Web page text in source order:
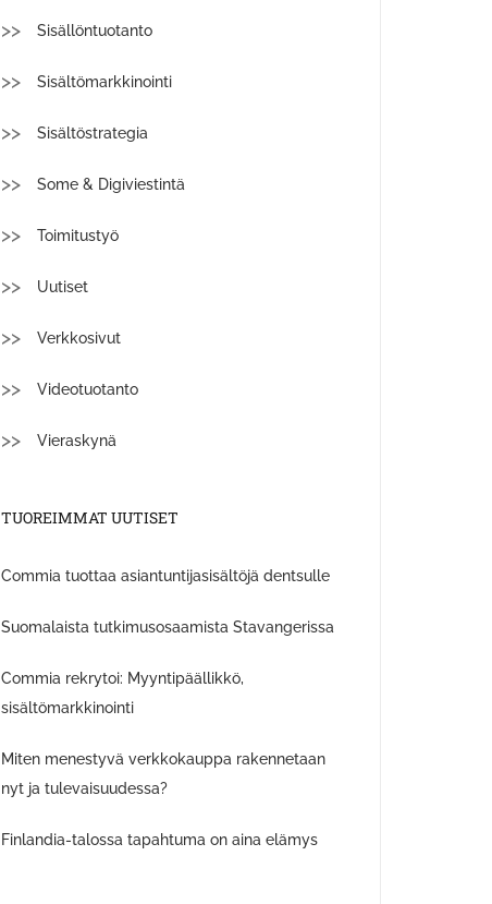
Sisällöntuotanto
Sisältömarkkinointi
Sisältöstrategia
Some & Digiviestintä
Toimitustyö
Uutiset
Verkkosivut
Videotuotanto
Vieraskynä
TUOREIMMAT UUTISET
Commia tuottaa asiantuntijasisältöjä dentsulle
Suomalaista tutkimusosaamista Stavangerissa
Commia rekrytoi: Myyntipäällikkö,
sisältömarkkinointi
Miten menestyvä verkkokauppa rakennetaan
nyt ja tulevaisuudessa?
Finlandia-talossa tapahtuma on aina elämys